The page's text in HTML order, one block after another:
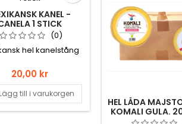
KANEL -
1 STICK
(0)
hel kanelstång
Pris
20,00 kr
Lägg till i varukorgen
HEL LÅDA
KOMALI GULA.
PAKET 15CM